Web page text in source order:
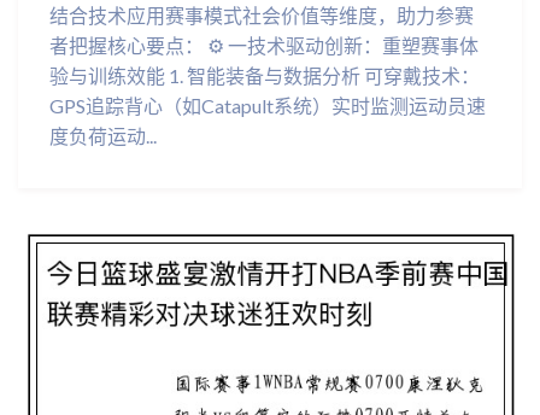
结合技术应用赛事模式社会价值等维度，助力参赛
者把握核心要点： ⚙️ 一技术驱动创新：重塑赛事体
验与训练效能 1. 智能装备与数据分析 可穿戴技术：
GPS追踪背心（如Catapult系统）实时监测运动员速
度负荷运动...